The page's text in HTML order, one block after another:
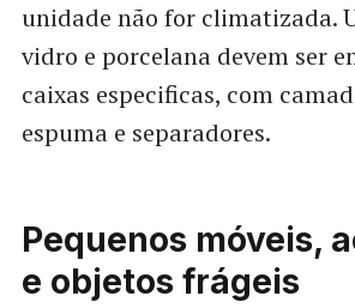
unidade não for climatizada.
vidro e porcelana devem ser
caixas especificas, com
espuma e separadores.
Pequenos móveis,
e objetos frágeis